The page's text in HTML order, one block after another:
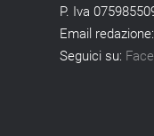
P. Iva
Email
Seguici su: